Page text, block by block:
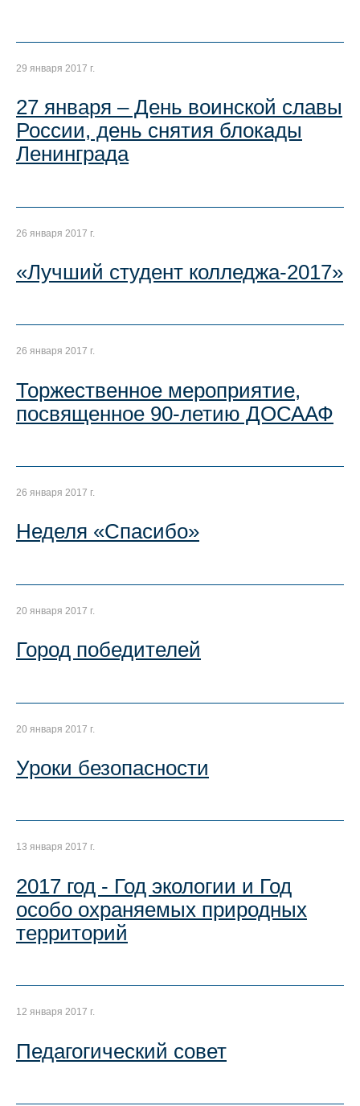
29 января 2017 г.
27 января – День воинской славы
России, день снятия блокады
Ленинграда
26 января 2017 г.
«Лучший студент колледжа-2017»
26 января 2017 г.
Торжественное мероприятие,
посвященное 90-летию ДОСААФ
26 января 2017 г.
Неделя «Спасибо»
20 января 2017 г.
Город победителей
20 января 2017 г.
Уроки безопасности
13 января 2017 г.
2017 год - Год экологии и Год
особо охраняемых природных
территорий
12 января 2017 г.
Педагогический совет